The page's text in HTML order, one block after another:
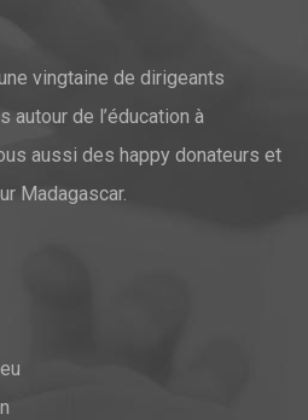
vingtaine de dirigeants
autour de l’éducation à
aussi des happy donateurs et
Madagascar.